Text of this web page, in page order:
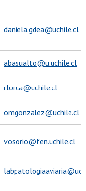
daniela.gdea@uchile.cl
abasualto@u.uchile.cl
rlorca@uchile.cl
omgonzalez@uchile.cl
vosorio@fen.uchile.cl